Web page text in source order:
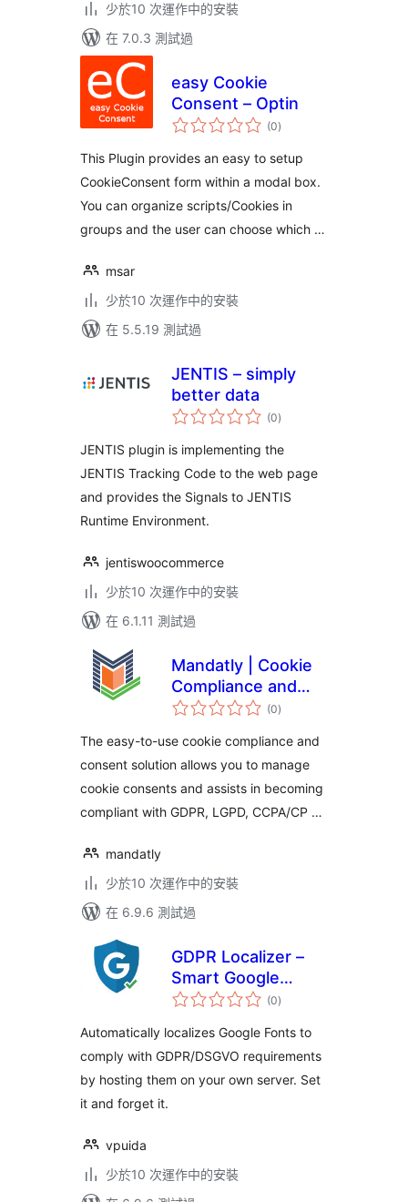
少於10 次運作中的安裝
在 7.0.3 測試過
easy Cookie
Consent – Optin
(0總
評)
This Plugin provides an easy to setup
CookieConsent form within a modal box.
You can organize scripts/Cookies in
groups and the user can choose which …
msar
少於10 次運作中的安裝
在 5.5.19 測試過
JENTIS – simply
better data
(0總
評)
JENTIS plugin is implementing the
JENTIS Tracking Code to the web page
and provides the Signals to JENTIS
Runtime Environment.
jentiswoocommerce
少於10 次運作中的安裝
在 6.1.11 測試過
Mandatly | Cookie
Compliance and
Consent solution
(0總
評)
The easy-to-use cookie compliance and
consent solution allows you to manage
cookie consents and assists in becoming
compliant with GDPR, LGPD, CCPA/CP …
mandatly
少於10 次運作中的安裝
在 6.9.6 測試過
GDPR Localizer –
Smart Google
Fonts Local Hosting
Compliance
(0總
評)
Automatically localizes Google Fonts to
comply with GDPR/DSGVO requirements
by hosting them on your own server. Set
it and forget it.
vpuida
少於10 次運作中的安裝